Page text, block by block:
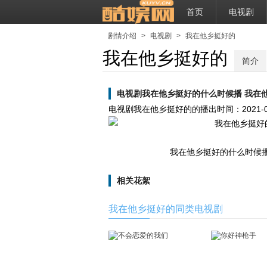
首页 电视剧
剧情介绍 > 电视剧 > 我在他乡挺好的
我在他乡挺好的 简介
电视剧我在他乡挺好的什么时候播 我在
电视剧我在他乡挺好的的播出时间： 2021-
我在他乡挺好的什么时候
相关花絮
我在他乡挺好的同类电视剧